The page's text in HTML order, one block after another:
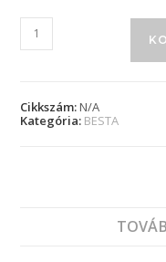
Cikkszám:N/A
Kategória: BESTA